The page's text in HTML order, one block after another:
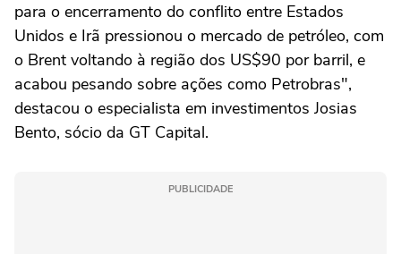
para o encerramento do conflito entre Estados
Unidos e ⁠Irã pressionou o mercado de petróleo, com
o ⁠Brent voltando à região dos US$90 por barril, e
acabou pesando sobre ações como Petrobras",
destacou o especialista em investimentos Josias
Bento, sócio da GT Capital.
PUBLICIDADE